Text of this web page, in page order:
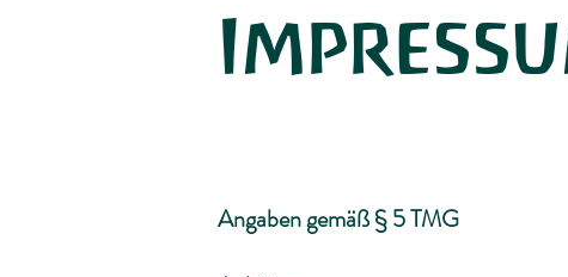
Angaben gemäß § 5 TMG